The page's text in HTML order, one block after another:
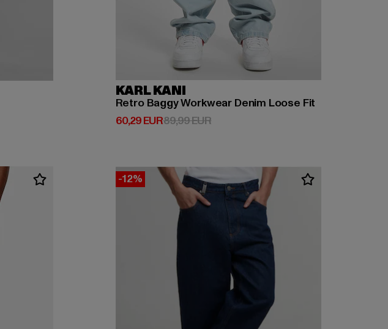
EUR
KARL KANI
Retro Baggy Workwear Denim Loose Fit
60,29 EUR
Derzeitiger Preis: 60,29 EUR
89,99 EURAktionspreis: 89,99 EUR
-12%